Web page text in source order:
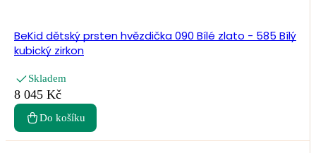
BeKid dětský prsten hvězdička 090 Bílé zlato - 585 Bílý
kubický zirkon
Skladem
8 045 Kč
Do košíku